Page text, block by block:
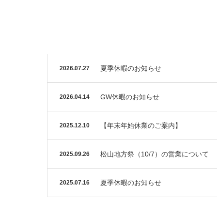
2026.07.27 夏季休暇のお知らせ
2026.04.14 GW休暇のお知らせ
2025.12.10 【年末年始休業のご案内】
2025.09.26 松山地方祭（10/7）の営業について
2025.07.16 夏季休暇のお知らせ